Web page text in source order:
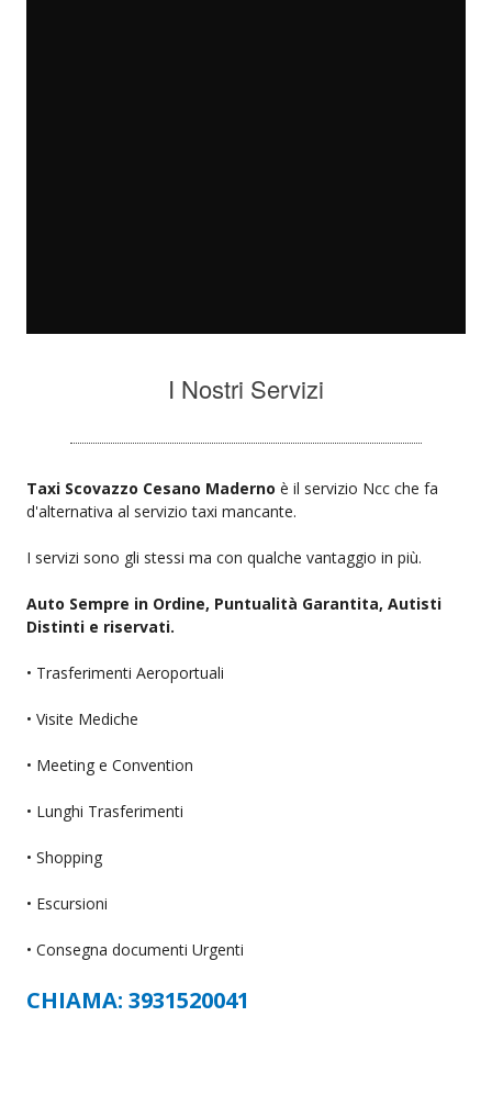
I Nostri Servizi
Taxi Scovazzo Cesano Maderno è il servizio Ncc che fa
d'alternativa al servizio taxi mancante.
I servizi sono gli stessi ma con qualche vantaggio in più.
Auto Sempre in Ordine, Puntualità Garantita, Autisti
Distinti e riservati.
• Trasferimenti Aeroportuali
• Visite Mediche
• Meeting e Convention
• Lunghi Trasferimenti
• Shopping
• Escursioni
• Consegna documenti Urgenti
CHIAMA: 3931520041